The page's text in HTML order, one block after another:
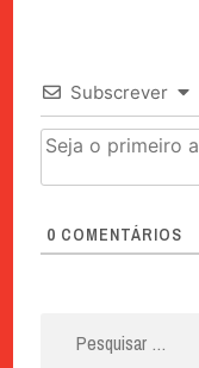
Subscrever
0 COMENTÁRIOS